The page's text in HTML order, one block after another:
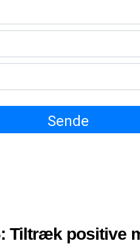
Sende
Tiltræk positive